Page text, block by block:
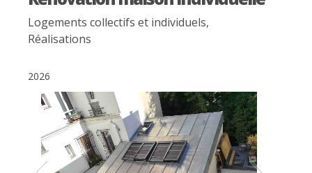
Logements collectifs et individuels,
Réalisations
2026